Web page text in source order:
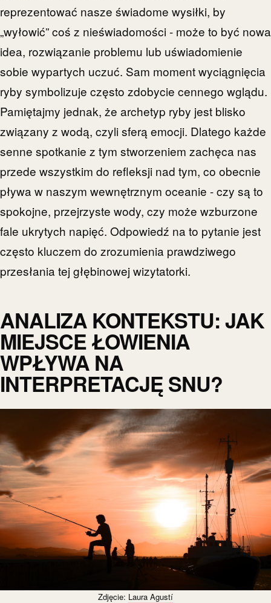
reprezentować nasze świadome wysiłki, by
„wyłowić” coś z nieświadomości - może to być nowa
idea, rozwiązanie problemu lub uświadomienie
sobie wypartych uczuć. Sam moment wyciągnięcia
ryby symbolizuje często zdobycie cennego wglądu.
Pamiętajmy jednak, że archetyp ryby jest blisko
związany z wodą, czyli sferą emocji. Dlatego każde
senne spotkanie z tym stworzeniem zachęca nas
przede wszystkim do refleksji nad tym, co obecnie
pływa w naszym wewnętrznym oceanie - czy są to
spokojne, przejrzyste wody, czy może wzburzone
fale ukrytych napięć. Odpowiedź na to pytanie jest
często kluczem do zrozumienia prawdziwego
przesłania tej głębinowej wizytatorki.
ANALIZA KONTEKSTU: JAK
MIEJSCE ŁOWIENIA
WPŁYWA NA
INTERPRETACJĘ SNU?
Zdjęcie: Laura Agustí